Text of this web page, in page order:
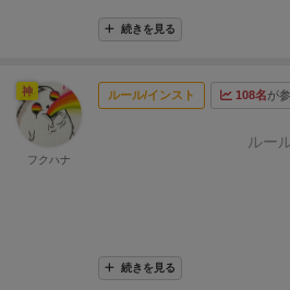
い出した。ゲームとしては
繋がるのか、繋がらないの
続きを見る
ルール/インスト 108名が
ルー
続きを見る
神
フクハナ